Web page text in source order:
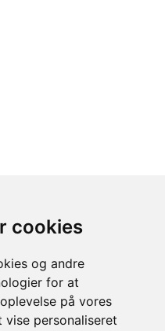
cookies
og andre
for at
på vores
personaliseret